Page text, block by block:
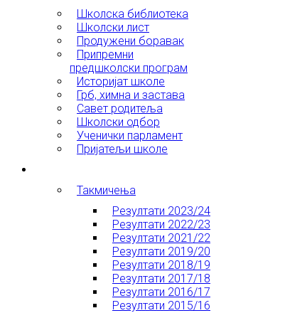
Школска библиотека
Школски лист
Продужени боравак
Припремни
предшколски програм
Историјат школе
Грб, химна и застава
Савет родитеља
Школски одбор
Ученички парламент
Пријатељи школе
Такмичења
Резултати 2023/24
Резултати 2022/23
Резултати 2021/22
Резултати 2019/20
Резултати 2018/19
Резултати 2017/18
Резултати 2016/17
Резултати 2015/16